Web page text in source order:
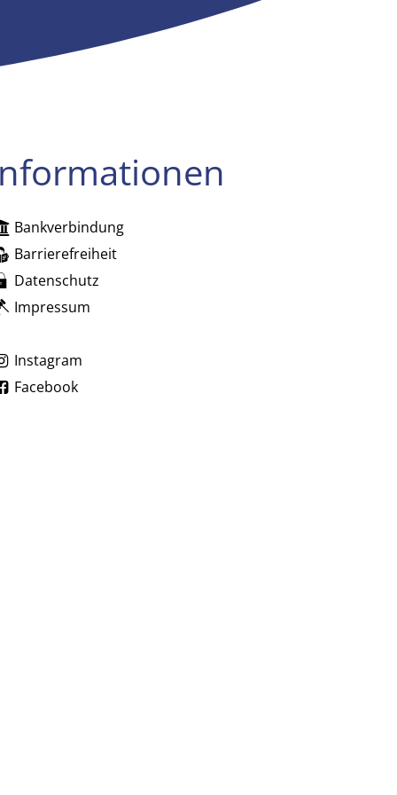
Bankverbindung
Barrierefreiheit
Datenschutz
Impressum
Instagram
Facebook